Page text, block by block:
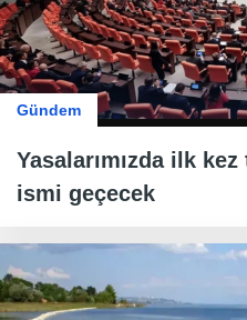
Gündem
Yasalarımızda ilk
ismi geçecek